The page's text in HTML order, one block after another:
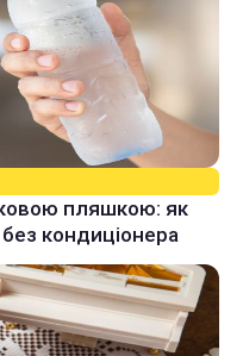
пляшкою: як
кондиціонера